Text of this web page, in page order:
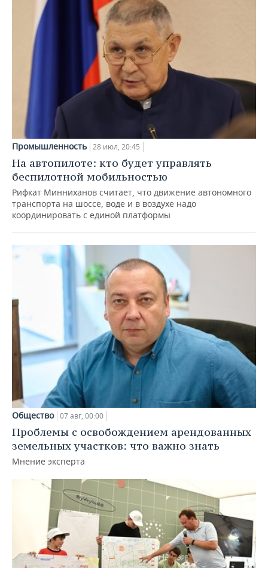
Промышленность 28 июл, 20:45
На автопилоте: кто будет управлять
беспилотной мобильностью
Рифкат Минниханов считает, что движение автономного
транспорта на шоссе, воде и в воздухе надо
координировать с единой платформы
Общество 07 авг, 00:00
Проблемы с освобождением арендованных
земельных участков: что важно знать
Мнение эксперта